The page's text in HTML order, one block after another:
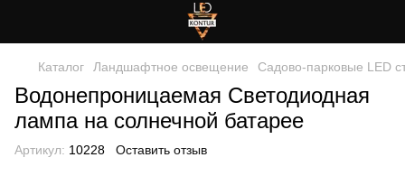
Каталог Ландшафтное освещение Садово-парковые LED
Водонепроницаемая Светодиодная
лампа на солнечной батарее
Артикул: 10228 Оставить отзыв